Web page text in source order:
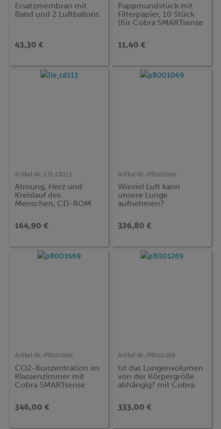
Ersatzmembran mit
Band und 2 Luftballons
43,30 €
Pappmundstück mit
Filterpapier, 10 Stück
(für Cobra SMARTsense
11,40 €
Artikel-Nr.: LIE-CD113
Atmung, Herz und
Kreislauf des
Menschen, CD-ROM
164,90 €
Artikel-Nr.: P8001069
Wieviel Luft kann
unsere Lunge
aufnehmen?
SMARTsense
326,80 €
Artikel-Nr.: P8001669
CO2-Konzentration im
Klassenzimmer mit
Cobra SMARTsense
346,00 €
Artikel-Nr.: P8001269
Ist das Lungenvolumen
von der Körpergröße
abhängig? mit Cobra
333,00 €